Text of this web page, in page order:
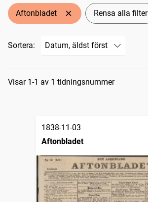
Aftonbladet Rensa alla filter
Sortera:
Sökresultat
Visar 1-1 av 1 tidningsnummer
1838-11-03
Aftonbladet